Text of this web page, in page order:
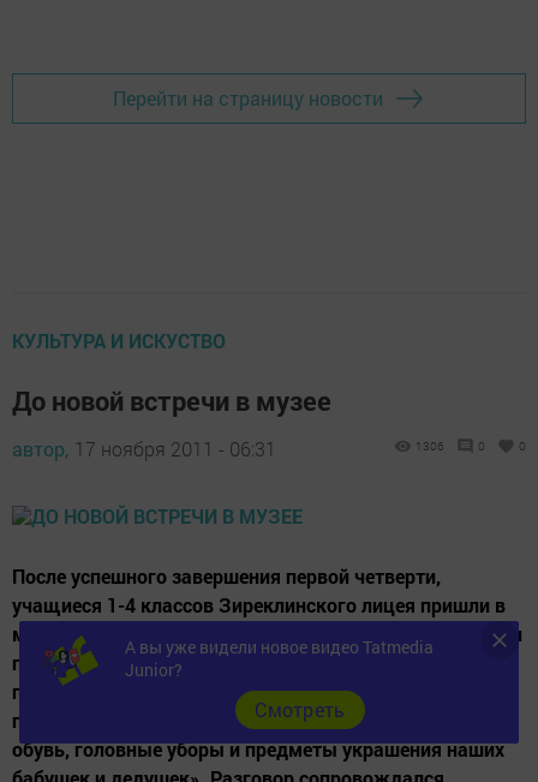
Перейти на страницу новости
КУЛЬТУРА И ИСКУСТВО
До новой встречи в музее
автор, 17 ноября 2011 - 06:31 1306 0 0
После успешного завершения первой четверти,
учащиеся 1-4 классов Зиреклинского лицея пришли в
музей на традиционный праздник - урок-экскурсию. Он
получился как бы продолжением Праздника урожая,
проведенного 31 октября в лицее. Учащимся
предложили совершить экскурсию по теме: «Одежда,
обувь, головные уборы и предметы украшения наших
А вы уже видели новое видео Tatmedia
Junior?
Cмотреть